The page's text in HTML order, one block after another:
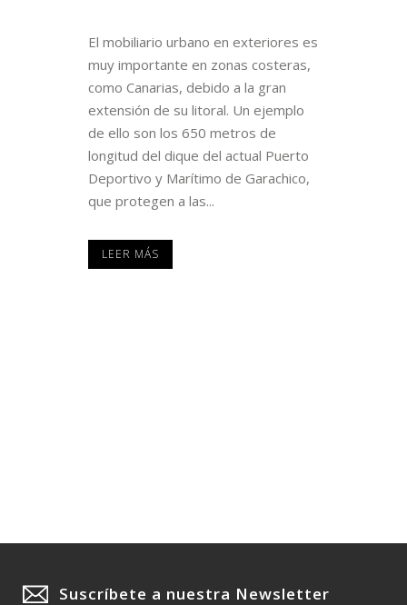
El mobiliario urbano en exteriores es
muy importante en zonas costeras,
como Canarias, debido a la gran
extensión de su litoral. Un ejemplo
de ello son los 650 metros de
longitud del dique del actual Puerto
Deportivo y Marítimo de Garachico,
que protegen a las...
LEER MÁS
Suscríbete a nuestra Newsletter